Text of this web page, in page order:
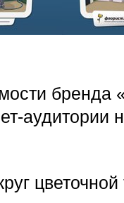
бренда
аудитории
цветочной